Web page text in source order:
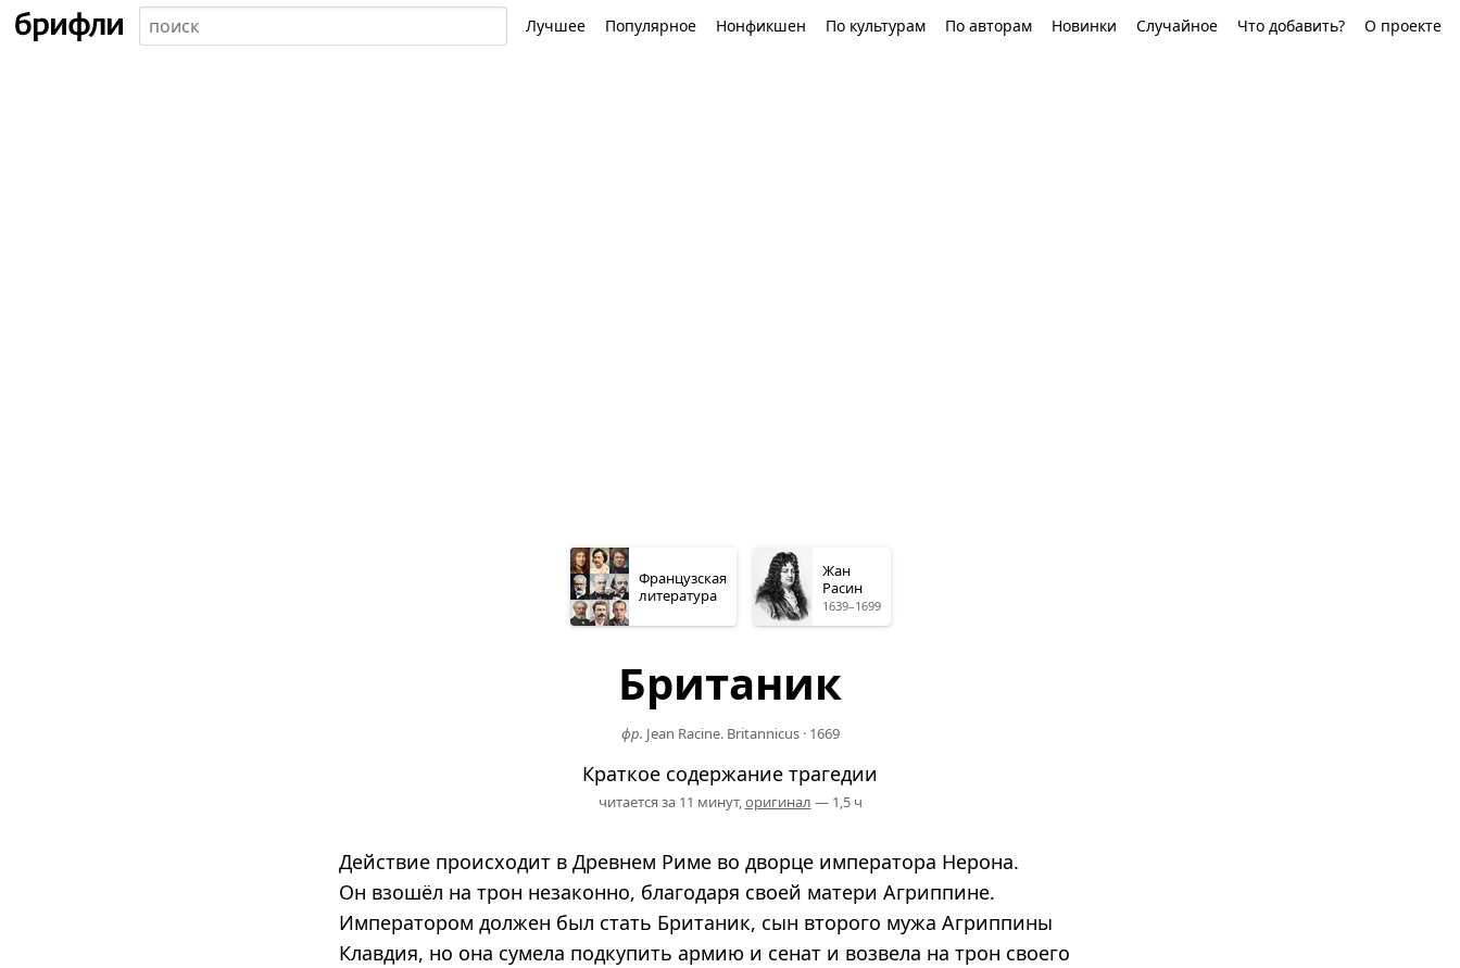
Лучшее Популярное Нонфикшен По культурам По авторам Новинки Случайное Что добавить? О проекте
Французская
литература
Жан
Расин
1639–1699
Британик
фр. Jean Racine. Britannicus· 1669
Краткое содержание трагедии
читается за 11 минут,оригинал — 1,5 ч
Действие происходит в Древнем Риме во дворце императора Нерона.
Он взошёл на трон незаконно, благодаря своей матери Агриппине.
Императором должен был стать Британик, сын второго мужа Агриппины
Клавдия, но она сумела подкупить армию и сенат и возвела на трон своего